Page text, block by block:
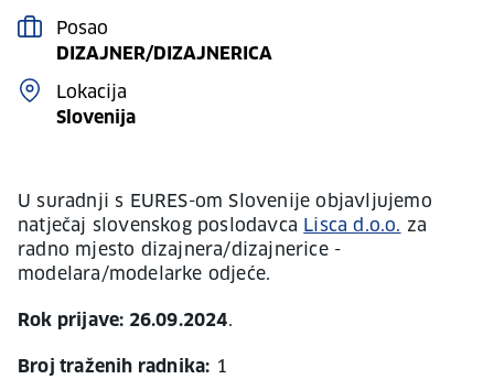
Posao
DIZAJNER/DIZAJNERICA
Lokacija
Slovenija
U suradnji s EURES-om Slovenije objavljujemo
natječaj slovenskog poslodavca Lisca d.o.o. za
radno mjesto dizajnera/dizajnerice -
modelara/modelarke odjeće.
Rok prijave: 26.09.2024.
Broj traženih radnika: 1